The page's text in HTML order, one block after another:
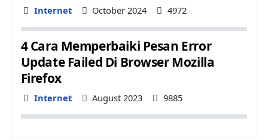
Details
Internet October 2024 4972
4 Cara Memperbaiki Pesan Error
Update Failed Di Browser Mozilla
Firefox
Details
Internet August 2023 9885